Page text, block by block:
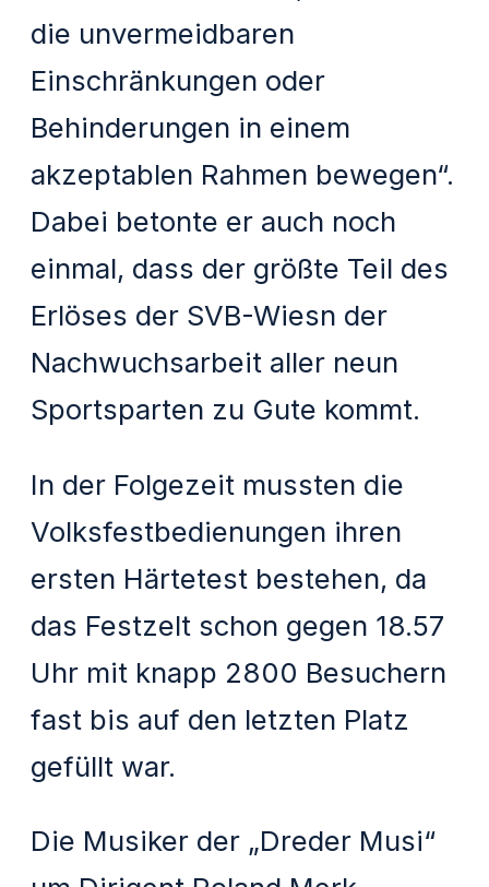
die unvermeidbaren
Einschränkungen oder
Behinderungen in einem
akzeptablen Rahmen bewegen“.
Dabei betonte er auch noch
einmal, dass der größte Teil des
Erlöses der SVB-Wiesn der
Nachwuchsarbeit aller neun
Sportsparten zu Gute kommt.
In der Folgezeit mussten die
Volksfestbedienungen ihren
ersten Härtetest bestehen, da
das Festzelt schon gegen 18.57
Uhr mit knapp 2800 Besuchern
fast bis auf den letzten Platz
gefüllt war.
Die Musiker der „Dreder Musi“